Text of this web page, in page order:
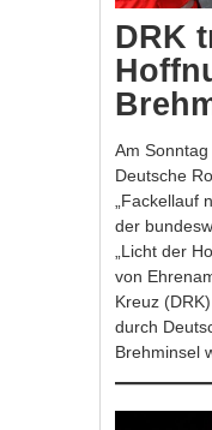
DRK
Am
Deutsche
„Fackellauf
der
„Licht der
von
Kreuz
durch
Brehminsel